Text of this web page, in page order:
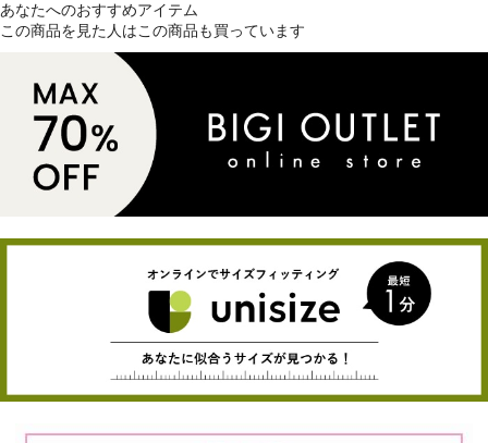
あなたへのおすすめアイテム
この商品を見た人はこの商品も買っています